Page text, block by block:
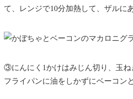
て、レンジで10分加熱して、ザルに
③にんにく1かけはみじん切り、玉ね
フライパンに油をしかずにベーコン